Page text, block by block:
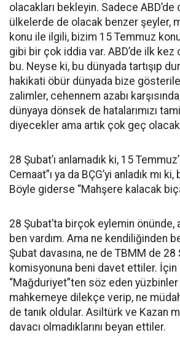
olacakları bekleyin. Sadece ABD’de
ülkelerde de olacak benzer şeyler,
konu ile ilgili, bizim 15 Temmuz
gibi bir çok iddia var. ABD’de ilk kez
bu. Neyse ki, bu dünyada tartışıp
hakikati öbür dünyada bize
zalimler, cehennem azabı
dünyaya dönsek de hatalarımızı
diyecekler ama artık çok geç
28 Şubat’ı anlamadık ki, 15
Cemaat”ı ya da BÇG’yi anladık mı
Böyle giderse “Mahşere kalacak
28 Şubat’ta birçok eylemin önünde,
ben vardım. Ama ne kendiliğinden
Şubat davasına, ne de TBMM de 28
komisyonuna beni davet ettiler. İçin
“Mağduriyet”ten söz eden yüzbinler
mahkemeye dilekçe verip, ne
de tanık oldular. Asiltürk ve Kazan
davacı olmadıklarını beyan ettiler.